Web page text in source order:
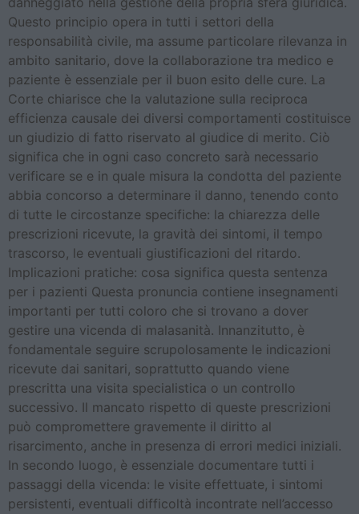
Questo principio opera in tutti i settori della
responsabilità civile, ma assume particolare rilevanza in
ambito sanitario, dove la collaborazione tra medico e
paziente è essenziale per il buon esito delle cure. La
Corte chiarisce che la valutazione sulla reciproca
efficienza causale dei diversi comportamenti costituisce
un giudizio di fatto riservato al giudice di merito. Ciò
significa che in ogni caso concreto sarà necessario
verificare se e in quale misura la condotta del paziente
abbia concorso a determinare il danno, tenendo conto
di tutte le circostanze specifiche: la chiarezza delle
prescrizioni ricevute, la gravità dei sintomi, il tempo
trascorso, le eventuali giustificazioni del ritardo.
Implicazioni pratiche: cosa significa questa sentenza
per i pazienti Questa pronuncia contiene insegnamenti
importanti per tutti coloro che si trovano a dover
gestire una vicenda di malasanità. Innanzitutto, è
fondamentale seguire scrupolosamente le indicazioni
ricevute dai sanitari, soprattutto quando viene
prescritta una visita specialistica o un controllo
successivo. Il mancato rispetto di queste prescrizioni
può compromettere gravemente il diritto al
risarcimento, anche in presenza di errori medici iniziali.
In secondo luogo, è essenziale documentare tutti i
passaggi della vicenda: le visite effettuate, i sintomi
persistenti, eventuali difficoltà incontrate nell’accesso